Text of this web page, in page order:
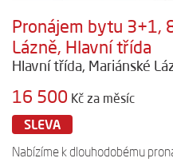
Pronájem bytu 3+1,
Lázně, Hlavní třída
Hlavní třída, Mariánské
16 500 Kč za měsíc
SLEVA
Nabízíme k dlouhodobému